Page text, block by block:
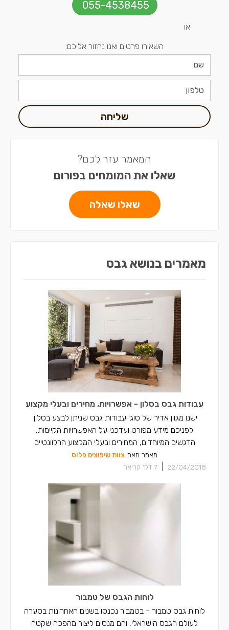
055-4538455
או
השאירו פרטים ואנו נחזור אליכם:
שליחה
המאמר עזר לכם?
שאלו את המומחים בפורום
שאלו שאלה
מאמרים בנושא גבס
עבודות גבס בסלון - אפשרויות, מחירים ובעלי מקצוע
ישנו מגוון אדיר של סוגי עבודות גבס שניתן לבצע בסלון.
לפניכם מידע מפורט ועדכני על האפשרויות הקיימות,
הדגשים המיוחדים, המחירים ובעלי המקצוע הרלוונטיים
מאמר מאת צוות שיפוצים פלוס
22/04/2018
7 דק' קריאה
לוחות הגבס של טמבור
לוחות גבס טמבור - בטמבור נכנסו בשנים האחרונות בסערה
לעולם הגבס הישראלי, והם מנסים ליצור מהפכה שקטה